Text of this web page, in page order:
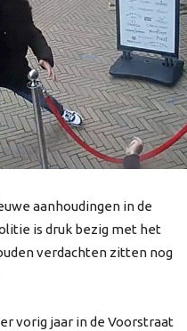
aanhoudingen in de
is druk bezig met het
verdachten zitten nog
vorig jaar in de Voorstraat